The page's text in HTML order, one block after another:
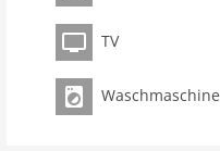
TV
Waschmaschine